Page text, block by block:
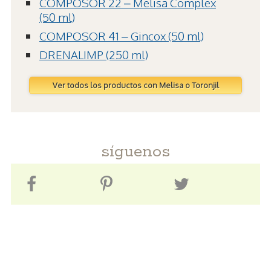
(50 ml)
COMPOSOR 41 – Gincox (50 ml)
DRENALIMP (250 ml)
Ver todos los productos con Melisa o Toronjil
síguenos